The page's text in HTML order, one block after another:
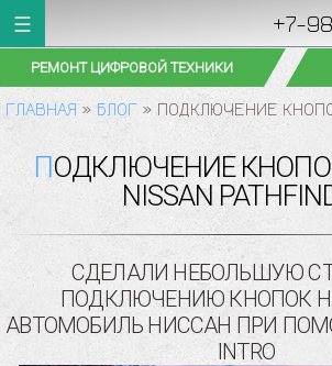
+7-
РЕМОНТ ЦИФРОВОЙ ТЕХНИКИ
ГЛАВНАЯ » БЛОГ »ПОДКЛЮЧЕНИЕ
ПОДКЛЮЧЕНИЕ КНОПОК НА РУЛЕ
NISSAN
СДЕЛАЛИ НЕБОЛЬШУЮ
ПОДКЛЮЧЕНИЮ КНОПОК
АВТОМОБИЛЬ НИССАН ПРИ
INTRO